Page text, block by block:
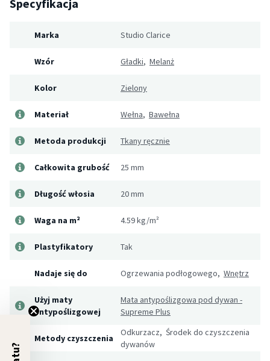
Specyfikacja
Marka Studio Clarice
Wzór Gładki, Melanż
Kolor Zielony
Materiał Wełna, Bawełna
Metoda produkcji Tkany ręcznie
Całkowita grubość 25 mm
Długość włosia 20 mm
Waga na m² 4.59 kg/m²
Plastyfikatory Tak
Nadaje się do Ogrzewania podłogowego, Wnętrz
Użyj maty
antypoślizgowej
Mata antypoślizgowa pod dywan -
Supreme Plus
Metody czyszczenia
Odkurzacz, Środek do czyszczenia
dywanów